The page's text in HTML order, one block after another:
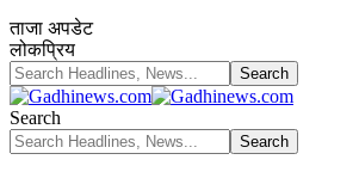
ताजा अपडेट
लोकप्रिय
Search